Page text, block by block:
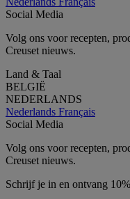
Social Media
Volg ons voor recepten,
Creuset nieuws.
Land & Taal
BELGIË
NEDERLANDS
Nederlands Français
Social Media
Volg ons voor recepten,
Creuset nieuws.
Schrijf je in en ontvang